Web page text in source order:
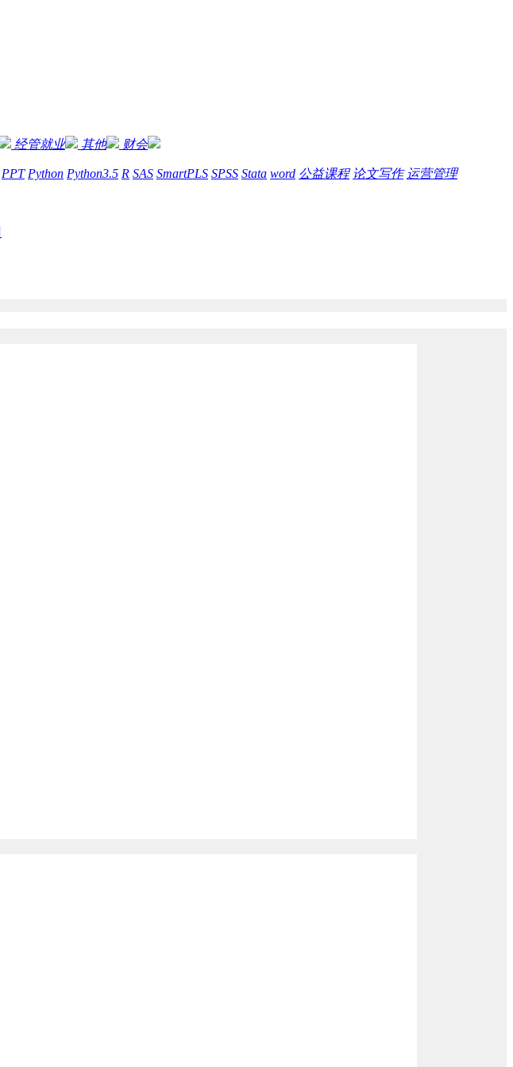
经管就业 其他 财会
PPT Python Python3.5 R SAS SmartPLS SPSS Stata word 公益课程 论文写作 运营管理